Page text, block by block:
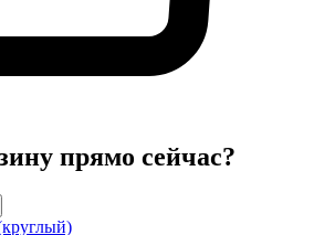
прямо сейчас?